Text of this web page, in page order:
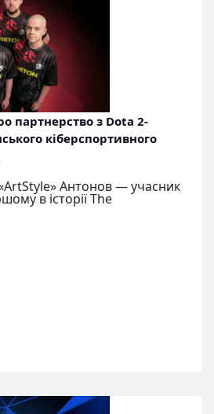
партнерство з Dota 2-
кіберспортивного
Антонов — учасник
в історії The